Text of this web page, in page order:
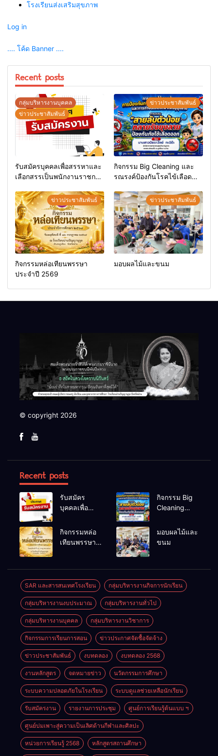
โรงเรียนส่งเสริมสุขภาพ
Log in
.... โค้ด Banner ....
Recent posts
กลุ่มบริหารงานบุคคล
ข่าวประชาสัมพันธ์
รับสมัครบุคคลเพื่อสรรหาและ
เลือกสรรเป็นพนักงานราชการ
ข่าวประชาสัมพันธ์
กิจกรรม Big Cleaning และ
รณรงค์ป้องกันโรคไข้เลือด
ข่าวประชาสัมพันธ์
กิจกรรมหล่อเทียนพรรษา
ประจำปี 2569
ข่าวประชาสัมพันธ์
มอบผลไม้และขนม
© copyright 2026
Recent posts
รับสมัคร
บุคคลเพื่อ
เลือกสรรเป็น
พนักงาน
กิจกรรม Big
Cleaning
ป้องกันโรคไข้
กิจกรรมหล่อ
เทียนพรรษา
มอบผลไม้และ
ขนม
SAR และสารสนเทศโรงเรียน กลุ่มบริหารงานกิจการนักเรียน
กลุ่มบริหารงานงบประมาณ กลุ่มบริหารงานทั่วไป
กลุ่มบริหารงานบุคคล กลุ่มบริหารงานวิชาการ
กิจกรรมการเรียนการสอน ข่าวประกาศจัดซื้อจัดจ้าง
ข่าวประชาสัมพันธ์ งบทดลอง งบทดลอง 2568
งานหลักสูตร จดหมายข่าว นวัตกรรมการศึกษา
ระบบความปลอดภัยในโรงเรียน ระบบดูแลช่วยเหลือนักเรียน
รับสมัครงาน รายงานการประชุม ศูนย์การเรียนรู้ต้นแบบ ฯ
ศูนย์บ่มเพาะสู่ความเป็นเลิศด้านกีฬาและศิลปะ
หน่วยการเรียนรู้ 2568 หลักสูตรสถานศึกษา